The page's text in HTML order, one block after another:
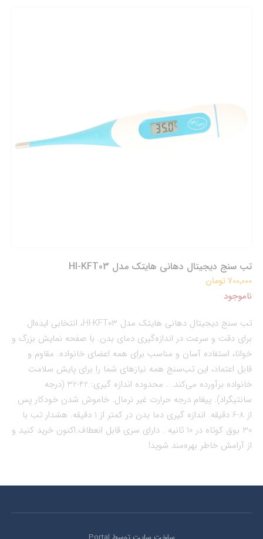
تب سنج دیجیتال دهانی هایتک مدل HI-KFT03
700,000 تومان
ناموجود
تب سنج دیجیتال دهانی هایتک مدل HI-KFT03، انتخابی ایده‌ال
برای دقت و سرعت در اندازه‌گیری دمای بدن. با صفحه نمایش بزرگ و
خوانا، استفاده آسان و مناسب برای همه اعضای خانواده. مقاوم و
قابل اعتماد، این تب‌سنج همه نیازهای شما را برای پایش سلامت
خانواده برآورده می‌کند. . محدوده اندازه گیری: 42-32 (درجه
سانتیگراد). پیغام درجه حرارت غیر نرمال. خاموش شدن خودکار پس
از 8-6 دقیقه. اندازه گیری دما بدن در کمتر از 1 دقیقه. هشدار تب با
30 بوق کوتاه در 10 ثانیه . دارای سری قابل انعطاف.اکنون خرید کنید و
از آرامش خاطر بهره‌مند شوید!